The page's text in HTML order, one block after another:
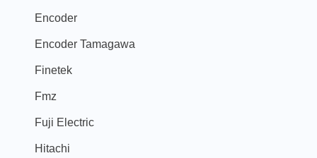
Encoder
Encoder Tamagawa
Finetek
Fmz
Fuji Electric
Hitachi